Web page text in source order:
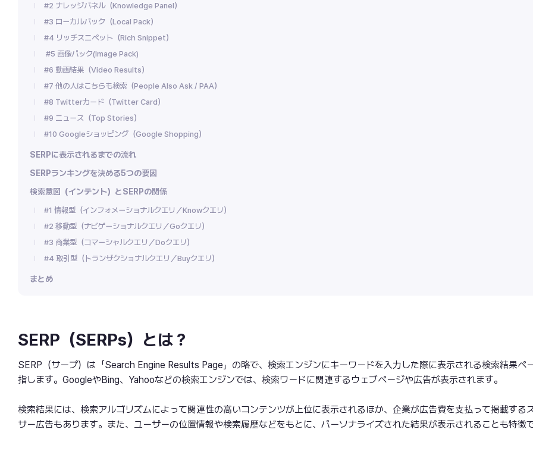
#2 ナレッジパネル（Knowledge Panel）
#3 ローカルパック（Local Pack）
#4 リッチスニペット（Rich Snippet）
#5 画像パック(Image Pack)
#6 動画結果（Video Results）
#7 他の人はこちらも検索（People Also Ask / PAA）
#8 Twitterカード（Twitter Card）
#9 ニュース（Top Stories）
#10 Googleショッピング（Google Shopping）
SERPに表示されるまでの流れ
SERPランキングを決める5つの要因
検索意図（インテント）とSERPの関係
#1 情報型（インフォメーショナルクエリ／Knowクエリ）
#2 移動型（ナビゲーショナルクエリ／Goクエリ）
#3 商業型（コマーシャルクエリ／Doクエリ）
#4 取引型（トランザクショナルクエリ／Buyクエリ）
まとめ
SERP（SERPs）とは？
SERP（サープ）は「Search Engine Results Page」の略で、検索エンジンにキーワードを入力した際に表示される検索結果ペ
指します。GoogleやBing、Yahooなどの検索エンジンでは、検索ワードに関連するウェブページや広告が表示されます。
検索結果には、検索アルゴリズムによって関連性の高いコンテンツが上位に表示されるほか、企業が広告費を支払って掲載する
サー広告もあります。また、ユーザーの位置情報や検索履歴などをもとに、パーソナライズされた結果が表示されることも特徴